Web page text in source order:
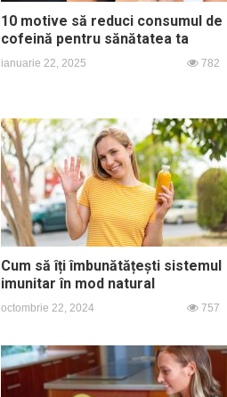
10 motive să reduci consumul de
cofeină pentru sănătatea ta
ianuarie 22, 2025 782
Cum să îți îmbunătățești sistemul
imunitar în mod natural
octombrie 22, 2024 757